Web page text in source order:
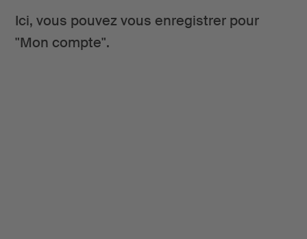
Ici, vous pouvez vous enregistrer pour
"Mon compte".